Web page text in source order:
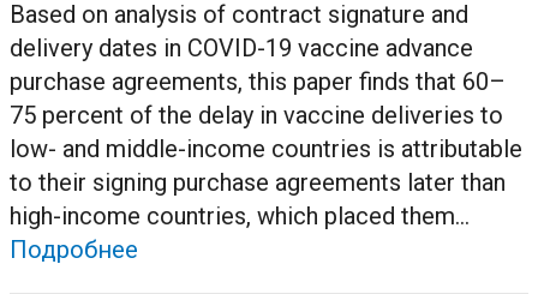
Based on analysis of contract signature and
delivery dates in COVID-19 vaccine advance
purchase agreements, this paper finds that 60–
75 percent of the delay in vaccine deliveries to
low- and middle-income countries is attributable
to their signing purchase agreements later than
high-income countries, which placed them...
Подробнее